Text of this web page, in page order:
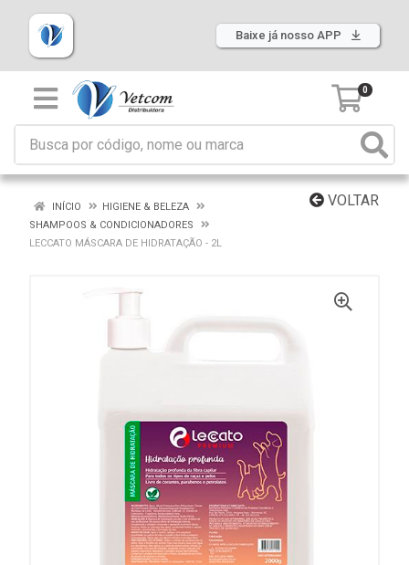
Baixe já nosso APP
0
VOLTAR
INÍCIO
HIGIENE & BELEZA
SHAMPOOS & CONDICIONADORES
LECCATO MÁSCARA DE HIDRATAÇÃO - 2L